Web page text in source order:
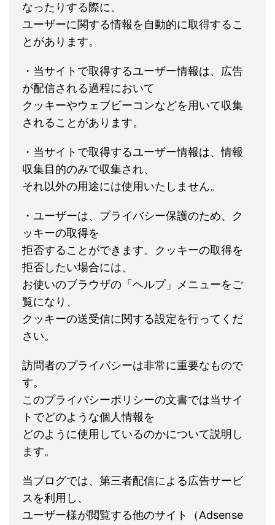
なったりする際に、
ユーザーに関する情報を自動的に取得するこ
とがあります。
・当サイトで取得するユーザー情報は、広告
が配信される過程において
クッキーやウェブビーコンなどを用いて収集
されることがあります。
・当サイトで取得するユーザー情報は、情報
収集目的のみで収集され、
それ以外の用途には使用いたしません。
・ユーザーは、プライバシー保護のため、ク
ッキーの取得を
拒否することができます。クッキーの取得を
拒否したい場合には、
お使いのブラウザの「ヘルプ」メニューをご
覧になり、
クッキーの送受信に関する設定を行ってくだ
さい。
訪問者のプライバシーは非常に重要なもので
す。
このプライバシーポリシーの文書では当サイ
トでどのような個人情報を
どのように使用しているのかについて説明し
ます。
当ブログでは、第三者配信による広告サービ
スを利用し、
ユーザー様が閲覧する他のサイト（Adsense